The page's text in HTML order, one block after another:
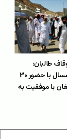
طالبان:
مناسک حج امسال با حضور ۳۰
با موفقیت به